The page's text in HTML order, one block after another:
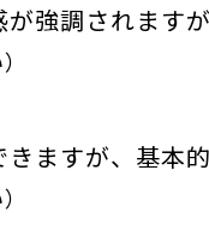
が強調されま
ますが、基本